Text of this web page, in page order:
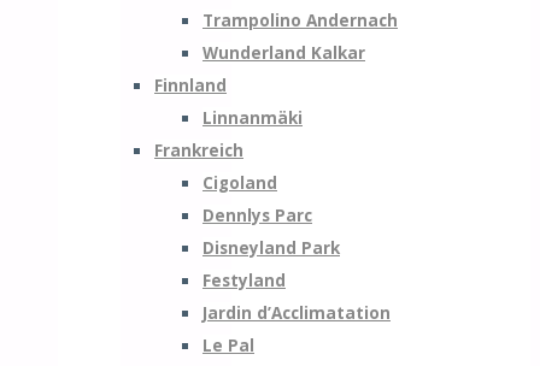
Trampolino Andernach
Wunderland Kalkar
Finnland
Linnanmäki
Frankreich
Cigoland
Dennlys Parc
Disneyland Park
Festyland
Jardin d’Acclimatation
Le Pal